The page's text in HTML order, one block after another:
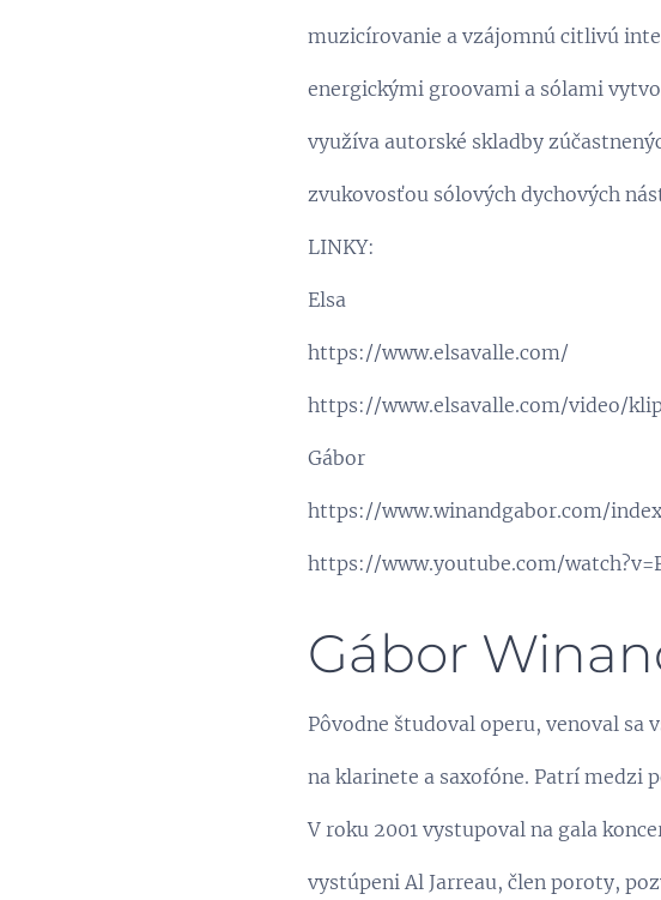
muzicírovanie a vzájomnú citlivú
energickými groovami a sólami
využíva autorské skladby
zvukovosťou sólových dychových
LINKY:
Elsa
https://www.elsavalle.com/
https://www.elsavalle.com/video/
Gábor
https://www.winandgabor.com/
https://www.youtube.com/
Gábor
Pôvodne študoval operu, venoval sa
na klarinete a saxofóne. Patrí medzi
V roku 2001 vystupoval na gala
vystúpeni Al Jarreau, člen poroty,